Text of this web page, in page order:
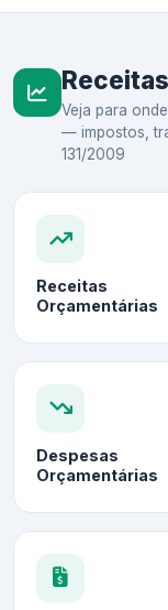
Veja para
— impostos,
131/2009
Receitas
Orçamentárias
Despesas
Orçamentárias